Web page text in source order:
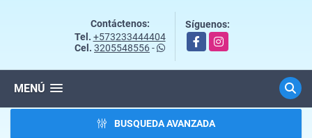
Contáctenos:
Tel. +573233444404
Cel. 3205548556-
Síguenos:
FacebookInstagram
MENÚ
BUSQUEDA AVANZADA